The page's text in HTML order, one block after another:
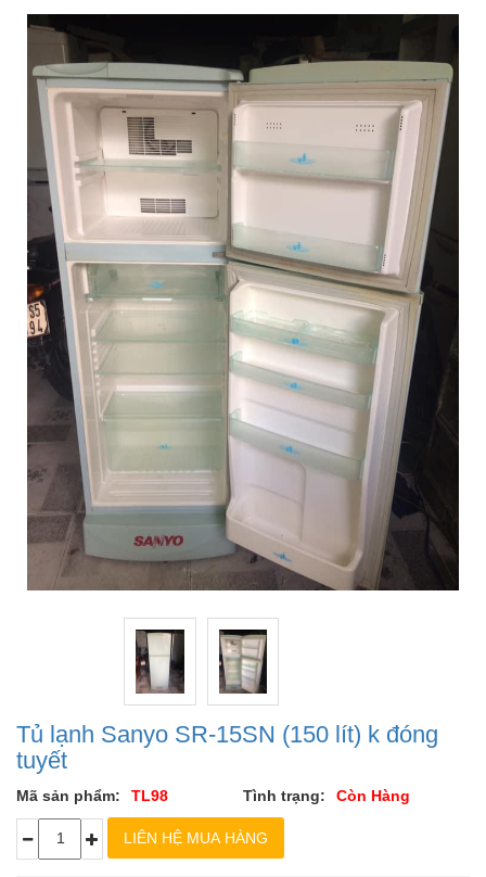
Tủ lạnh Sanyo SR-15SN (150 lít) k đóng
tuyết
Mã sản phẩm: TL98 Tình trạng: Còn Hàng